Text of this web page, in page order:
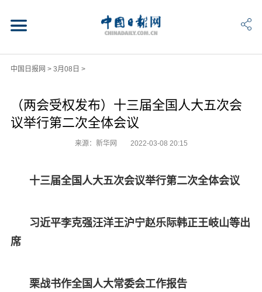
中国日报网 > 3月08日 >
（两会受权发布）十三届全国人大五次会
议举行第二次全体会议
来源：新华网 2022-03-08 20:15
十三届全国人大五次会议举行第二次全体会议
习近平李克强汪洋王沪宁赵乐际韩正王岐山等出
席
栗战书作全国人大常委会工作报告